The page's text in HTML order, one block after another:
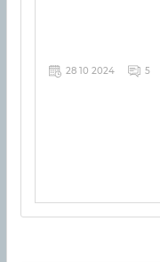
28 10 2024 5